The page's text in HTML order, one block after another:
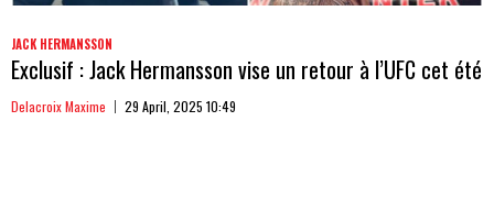
JACK HERMANSSON
Exclusif : Jack Hermansson vise un retour à l’UFC cet été
Delacroix Maxime 29 April, 2025 10:49